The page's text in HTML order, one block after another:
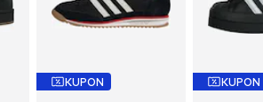
KUPON KUPON